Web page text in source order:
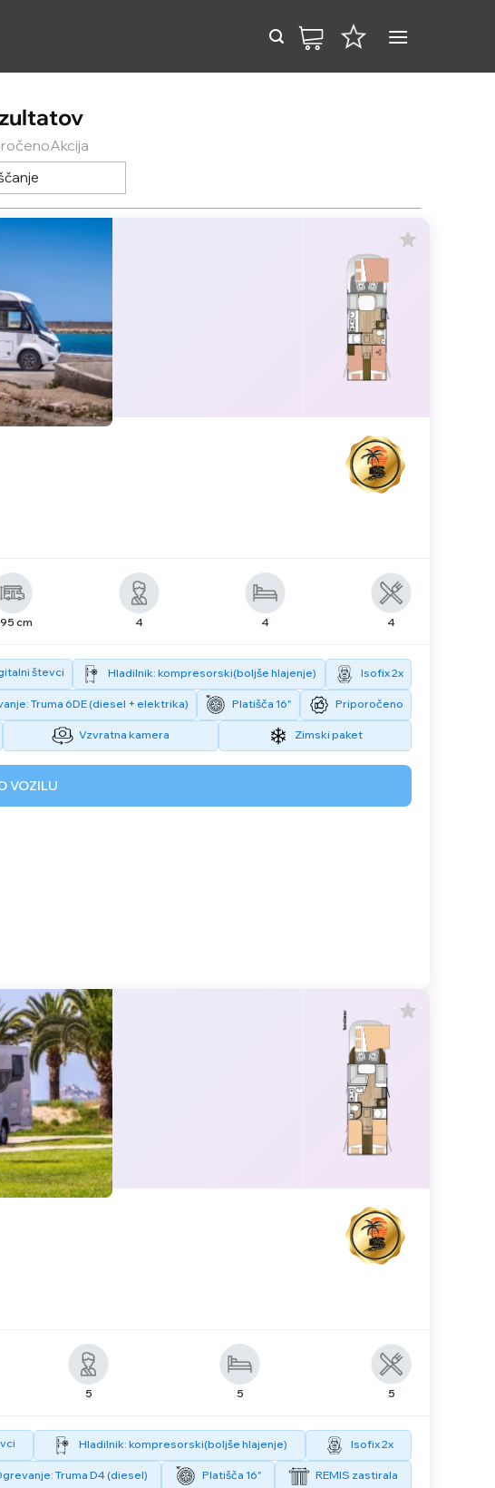
Akcija
cm 4 4 4
števci Hladilnik: kompresorski(boljše hlajenje) Isofix 2x
Truma 6DE (diesel + elektrika) Platišča 16" Priporočeno
Vzvratna kamera Zimski paket
VOZILU
5 5 5
Hladilnik: kompresorski(boljše hlajenje) Isofix 2x
Truma D4 (diesel) Platišča 16" REMIS zastirala